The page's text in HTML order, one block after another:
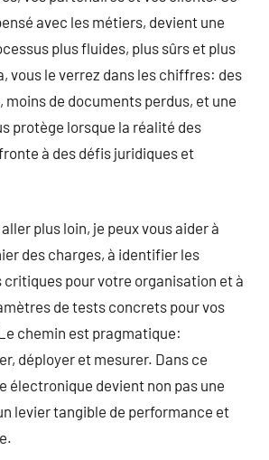
avec les métiers, devient une
plus fluides, plus sûrs et plus
vous le verrez dans les chiffres: des
moins de documents perdus, et une
protège lorsque la réalité des
à des défis juridiques et
plus loin, je peux vous aider à
des charges, à identifier les
critiques pour votre organisation et à
de tests concrets pour vos
chemin est pragmatique:
déployer et mesurer. Dans ce
électronique devient non pas une
levier tangible de performance et